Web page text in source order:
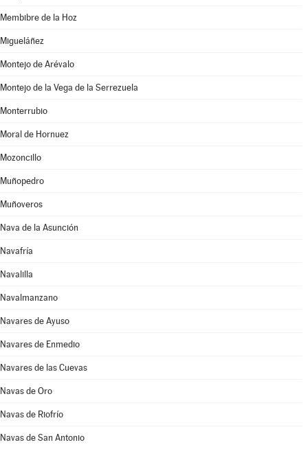
Membibre de la Hoz
Migueláñez
Montejo de Arévalo
Montejo de la Vega de la Serrezuela
Monterrubio
Moral de Hornuez
Mozoncillo
Muñopedro
Muñoveros
Nava de la Asunción
Navafría
Navalilla
Navalmanzano
Navares de Ayuso
Navares de Enmedio
Navares de las Cuevas
Navas de Oro
Navas de Riofrío
Navas de San Antonio